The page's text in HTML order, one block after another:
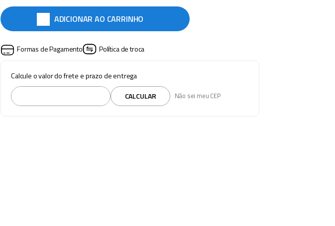
ADICIONAR AO CARRINHO
Formas de Pagamento Política de troca
Calcule o valor do frete e prazo de entrega
Não sei meu CEP
CALCULAR